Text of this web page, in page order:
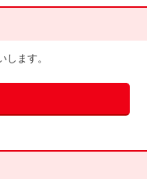
します。